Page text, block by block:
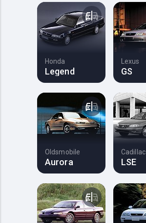
Honda
Legend
Lexus
GS
Oldsmobile
Aurora
Cadillac
LSE